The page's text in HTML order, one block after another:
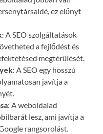
ez előnyt
: A SEO szolgáltatások
a fejlődést és
megtérülését.
: A SEO egy hosszú
javítja a
: A weboldalad
lesz, ami javítja a
rangsorolást.